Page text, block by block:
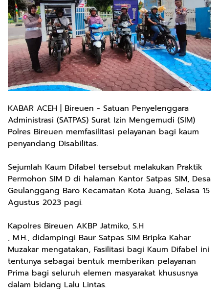
KABAR ACEH | Bireuen - Satuan Penyelenggara
Administrasi (SATPAS) Surat Izin Mengemudi (SIM)
Polres Bireuen memfasilitasi pelayanan bagi kaum
penyandang Disabilitas.
Sejumlah Kaum Difabel tersebut melakukan Praktik
Permohon SIM D di halaman Kantor Satpas SIM, Desa
Geulanggang Baro Kecamatan Kota Juang, Selasa 15
Agustus 2023 pagi.
Kapolres Bireuen AKBP Jatmiko, S.H
, M.H., didampingi Baur Satpas SIM Bripka Kahar
Muzakar mengatakan, Fasilitasi bagi Kaum Difabel ini
tentunya sebagai bentuk memberikan pelayanan
Prima bagi seluruh elemen masyarakat khususnya
dalam bidang Lalu Lintas.